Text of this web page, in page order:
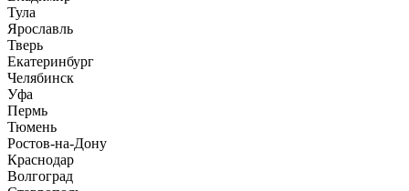
Тула
Ярославль
Тверь
Екатеринбург
Челябинск
Уфа
Пермь
Тюмень
Ростов-на-Дону
Краснодар
Волгоград